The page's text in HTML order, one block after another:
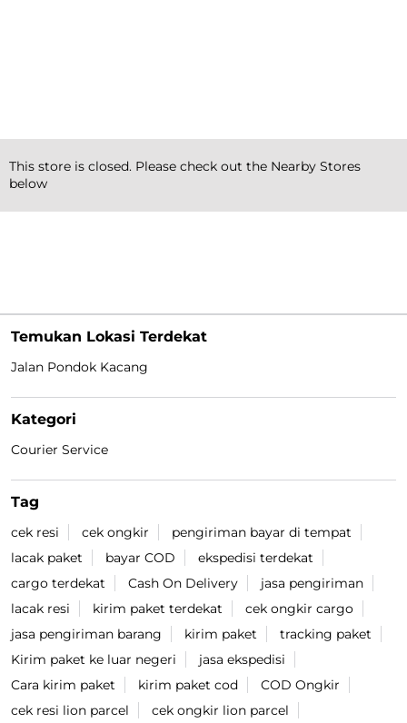
Dapatkan
Temukan Lokasi Terdekat
Jalan Pondok Kacang
Kategori
Courier Service
Tag
cek resi cek ongkir
pengiriman bayar di tempat
lacak paket
bayar COD
ekspedisi terdekat
cargo terdekat
Cash On Delivery
jasa pengiriman
lacak resi
kirim paket terdekat
cek ongkir cargo
jasa pengiriman barang
kirim paket
tracking paket
Kirim paket ke luar negeri
jasa ekspedisi
Cara kirim paket
kirim paket cod
COD Ongkir
cek resi lion parcel
cek ongkir lion parcel
This store is closed. Please check out the Nearby Stores
below